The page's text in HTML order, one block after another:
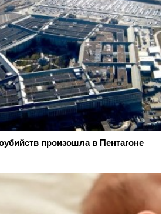
произошла в Пентагоне